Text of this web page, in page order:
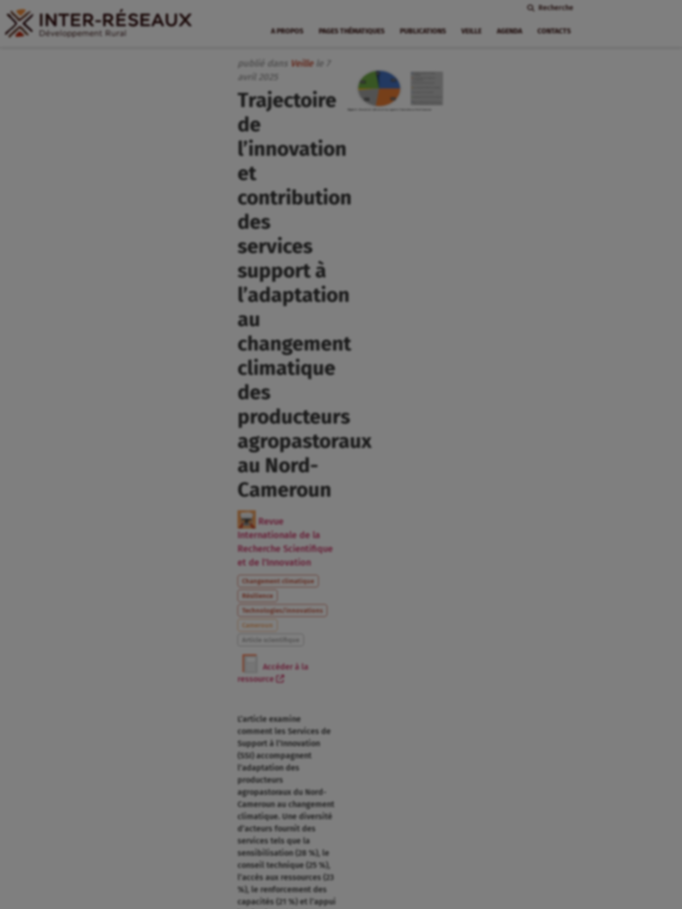
Recherche
A PROPOS PAGES THÉMATIQUES PUBLICATIONS VEILLE AGENDA CONTACTS
publié dans Veille le
avril
Trajectoire
de
l’innovation
et
contribution
des
services
support à
l’adaptation
au
changement
climatique
des
producteurs
agropastoraux
au Nord-
Cameroun
Revue
Internationale de la
Recherche Scientifique
et de l’Innovation
Changement climatique
Résilience
Technologies/innovations
Cameroun
Accéder à la
ressource
L’article examine
comment les Services de
Support à l’Innovation
(SSI) accompagnent
l’adaptation des
producteurs
agropastoraux du Nord-
Cameroun au changement
climatique. Une diversité
d’acteurs fournit des
services tels que la
sensibilisation (28 %), le
conseil technique (25 %),
l’accès aux ressources (23
%), le renforcement des
capacités (21 %) et l’appui